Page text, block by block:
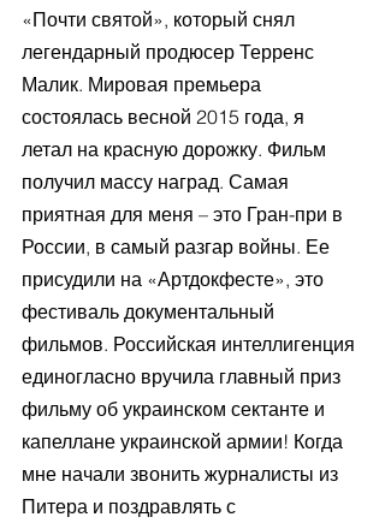
«Почти святой», который снял
легендарный продюсер Терренс
Малик. Мировая премьера
состоялась весной 2015 года, я
летал на красную дорожку. Фильм
получил массу наград. Самая
приятная для меня – это Гран-при в
России, в самый разгар войны. Ее
присудили на «Артдокфесте», это
фестиваль документальный
фильмов. Российская интеллигенция
единогласно вручила главный приз
фильму об украинском сектанте и
капеллане украинской армии! Когда
мне начали звонить журналисты из
Питера и поздравлять с